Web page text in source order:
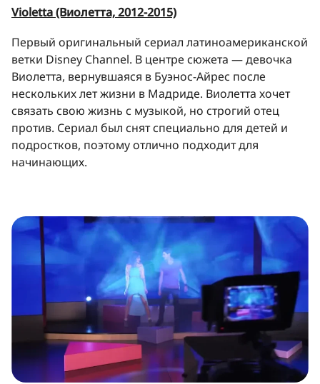
Violetta (Виолетта, 2012-2015)
Первый оригинальный сериал латиноамериканской
ветки Disney Channel. В центре сюжета — девочка
Виолетта, вернувшаяся в Буэнос-Айрес после
нескольких лет жизни в Мадриде. Виолетта хочет
связать свою жизнь с музыкой, но строгий отец
против. Сериал был снят специально для детей и
подростков, поэтому отлично подходит для
начинающих.